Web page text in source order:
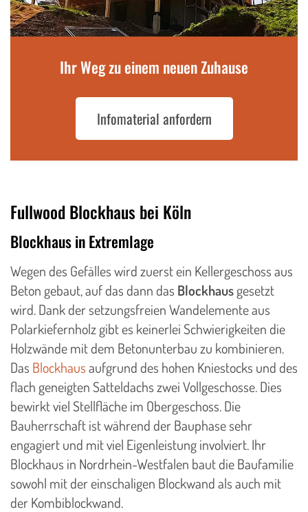
Ihr Weg zu einem neuen Zuhause
Infomaterial anfordern
Fullwood Blockhaus bei Köln
Blockhaus in Extremlage
Wegen des Gefälles wird zuerst ein Kellergeschoss aus
Beton gebaut, auf das dann das Blockhausgesetzt
wird. Dank der setzungsfreien Wandelemente aus
Polarkiefernholz gibt es keinerlei Schwierigkeiten die
Holzwände mit dem Betonunterbau zu kombinieren.
Das Blockhausaufgrund des hohen Kniestocks und des
flach geneigten Satteldachs zwei Vollgeschosse. Dies
bewirkt viel Stellfläche im Obergeschoss. Die
Bauherrschaft ist während der Bauphase sehr
engagiert und mit viel Eigenleistung involviert. Ihr
Blockhaus in Nordrhein-Westfalen baut die Baufamilie
sowohl mit der einschaligen Blockwand als auch mit
der Kombiblockwand.